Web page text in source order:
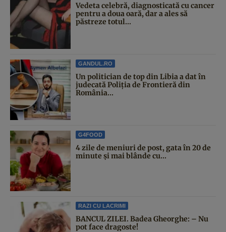
Vedeta celebră, diagnosticată cu cancer
pentru a doua oară, dar a ales să
păstreze totul...
GANDUL.RO
Un politician de top din Libia a dat în
judecată Poliția de Frontieră din
România...
G4FOOD
4 zile de meniuri de post, gata în 20 de
minute și mai blânde cu...
RAZI CU LACRIMI
BANCUL ZILEI. Badea Gheorghe: – Nu
pot face dragoste!